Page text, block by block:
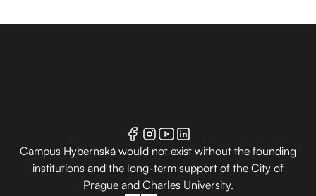
Campus Hybernská would not exist without the founding
institutions and the long-term support of the City of
Prague and Charles University.